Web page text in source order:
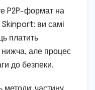
P2P-формат на
ви самі
платить
але процес
до безпеки.